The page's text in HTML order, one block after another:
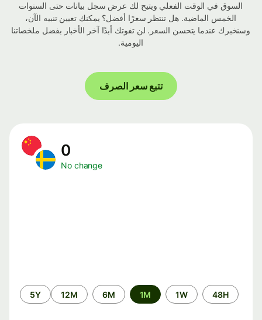
السوق في الوقت الفعلي ويتيح لك عرض سجل بيانات حتى السنوات
الخمس الماضية. هل تنتظر سعرًا أفضل؟ يمكنك تعيين تنبيه الآن،
وسنخبرك عندما يتحسن السعر. لن تفوتك أبدًا آخر الأخبار بفضل ملخصاتنا
اليومية.
تتبع سعر الصرف
No change
الفترة
الزمنية
48H
1W
1M
6M
12M
5Y